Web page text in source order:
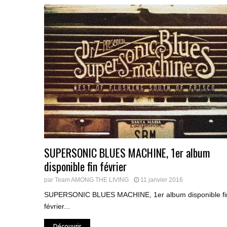
SUPERSONIC BLUES MACHINE, 1er album
disponible fin février
par Team AMONG THE LIVING 11 janvier 2016
SUPERSONIC BLUES MACHINE, 1er album disponible
février...